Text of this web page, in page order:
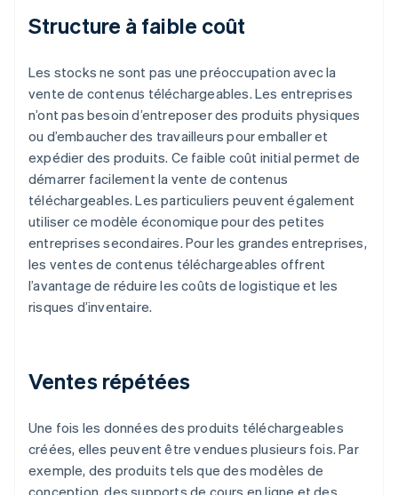
Structure à faible coût
Les stocks ne sont pas une préoccupation avec la
vente de contenus téléchargeables. Les entreprises
n’ont pas besoin d’entreposer des produits physiques
ou d’embaucher des travailleurs pour emballer et
expédier des produits. Ce faible coût initial permet de
démarrer facilement la vente de contenus
téléchargeables. Les particuliers peuvent également
utiliser ce modèle économique pour des petites
entreprises secondaires. Pour les grandes entreprises,
les ventes de contenus téléchargeables offrent
l’avantage de réduire les coûts de logistique et les
risques d’inventaire.
Ventes répétées
Une fois les données des produits téléchargeables
créées, elles peuvent être vendues plusieurs fois. Par
exemple, des produits tels que des modèles de